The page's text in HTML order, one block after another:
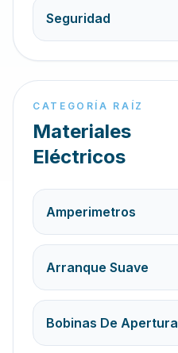
Seguridad
CATEGORÍA RAÍZ
Materiales
Eléctricos
Amperimetros
Arranque Suave
Bobinas De Apertura